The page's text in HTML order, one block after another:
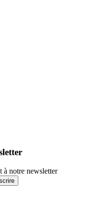
à notre newsletter